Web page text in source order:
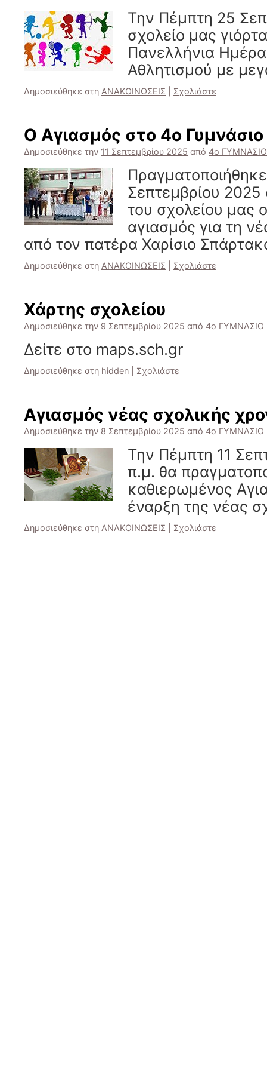
Την Πέμπτη 25
σχολείο μας
Πανελλήνια
Αθλητισμού με
Δημοσιεύθηκε στη ΑΝΑΚΟΙΝΩΣΕΙΣ Σχολιάστε
Ο Αγιασμός στο 4ο
Δημοσιεύθηκε την 11 Σεπτεμβρίου 2025 από 4ο
Σεπτεμβρίου
του σχολείου μας
αγιασμός για τη
από τον πατέρα Χαρίσιο
Δημοσιεύθηκε στη ΑΝΑΚΟΙΝΩΣΕΙΣ Σχολιάστε
Χάρτης σχολείου
Δημοσιεύθηκε την 9 Σεπτεμβρίου 2025 από 4ο
Δείτε στο maps.sch.gr
Δημοσιεύθηκε στη hidden Σχολιάστε
Αγιασμός νέας σχολικής
Δημοσιεύθηκε την 8 Σεπτεμβρίου 2025 από 4ο
Την Πέμπτη 11
π.μ. θα
καθιερωμένος
έναρξη της νέας
Δημοσιεύθηκε στη ΑΝΑΚΟΙΝΩΣΕΙΣ Σχολιάστε